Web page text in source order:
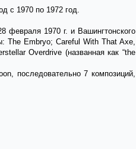
с 1970 по 1972 год.
февраля 1970 г. и Вашингтонского
The Embryo; Careful With That Axe,
Overdrive (названная как “the
последовательно 7 композиций,